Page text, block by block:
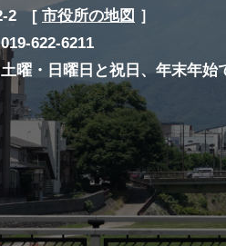
2 [ 市役所の地図 ］
622-6211
曜・日曜日と祝日、年末年始